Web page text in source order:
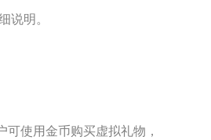
说明。
可使用金币购买虚拟礼物，